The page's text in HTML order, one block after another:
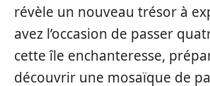
révèle un nouveau trésor à
avez l’occasion de passer
cette île enchanteresse,
découvrir une mosaïque de